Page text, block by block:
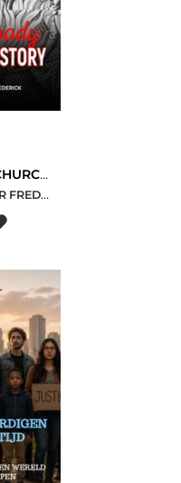
THE BLOODY CHURCH HISTORY
Dr. Naloka BAKER FREDERICK